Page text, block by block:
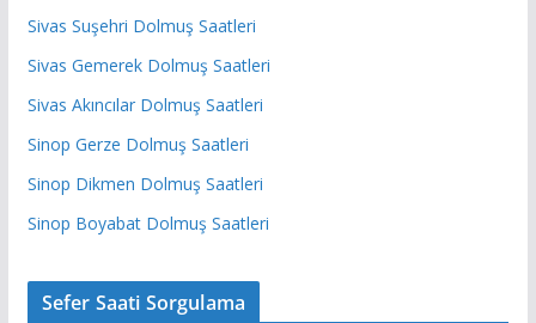
Sivas Suşehri Dolmuş Saatleri
Sivas Gemerek Dolmuş Saatleri
Sivas Akıncılar Dolmuş Saatleri
Sinop Gerze Dolmuş Saatleri
Sinop Dikmen Dolmuş Saatleri
Sinop Boyabat Dolmuş Saatleri
Sefer Saati Sorgulama